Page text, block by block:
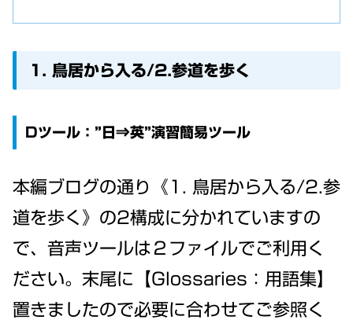
1. 鳥居から入る/2.参道を歩く
Dツール：”日⇒英”演習簡易ツール
本編ブログの通り《1. 鳥居から入る/2.参
道を歩く》の2構成に分かれていますの
で、音声ツールは２ファイルでご利用く
ださい。末尾に【Glossaries：用語集】
置きましたので必要に合わせてご参照く